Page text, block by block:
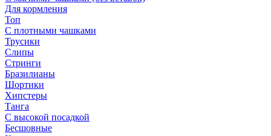
Для кормления
Топ
С плотными чашками
Трусики
Слипы
Стринги
Бразилианы
Шортики
Хипстеры
Танга
С высокой посадкой
Бесшовные